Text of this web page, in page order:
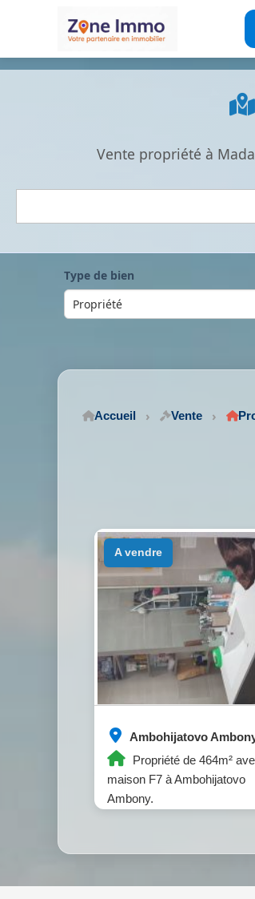
Vente propriété à
Type de bien
Accueil Vente
Ambohijatovo
Propriété de 464m²
maison F7 à Ambohijatovo
Ambony.
a vendre